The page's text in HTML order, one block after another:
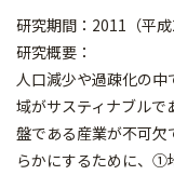
研究期間：2011（平
研究概要：
人口減少や過疎化の中
域がサスティナブル
盤である産業が不可欠
らかにするために、①